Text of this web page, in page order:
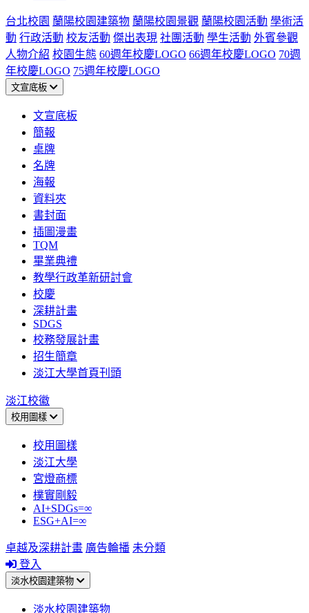
台北校園 蘭陽校園建築物 蘭陽校園景觀 蘭陽校園活動 學術活
動 行政活動 校友活動 傑出表現 社團活動 學生活動 外賓參觀
人物介紹 校園生態 60週年校慶LOGO 66週年校慶LOGO 70週
年校慶LOGO 75週年校慶LOGO
文宣底板
文宣底板
簡報
桌牌
名牌
海報
資料夾
書封面
插圖漫畫
TQM
畢業典禮
教學行政革新研討會
校慶
深耕計畫
SDGS
校務發展計畫
招生簡章
淡江大學首頁刊頭
淡江校徽
校用圖樣
校用圖樣
淡江大學
宮燈商標
樸實剛毅
AI+SDGs=∞
ESG+AI=∞
卓越及深耕計畫 廣告輪播 未分類
登入
淡水校園建築物
淡水校園建築物